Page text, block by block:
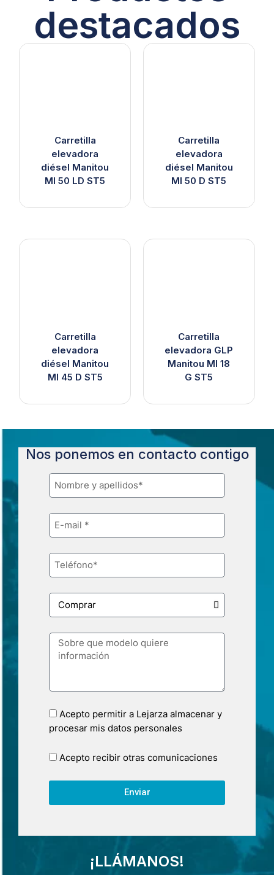
destacados
Carretilla
elevadora
diésel Manitou
MI 50 LD ST5
Carretilla
elevadora
diésel Manitou
MI 50 D ST5
Carretilla
elevadora
diésel Manitou
MI 45 D ST5
Carretilla
elevadora GLP
Manitou MI 18
G ST5
Nos ponemos en contacto contigo
Acepto permitir a Lejarza almacenar y
procesar mis datos personales
Acepto recibir otras comunicaciones
Enviar
¡LLÁMANOS!